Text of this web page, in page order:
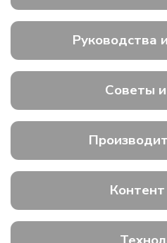
Руководства
Советы
Контент